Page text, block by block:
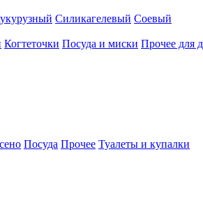
Силикагелевый Соевый
Когтеточки Посуда и миски Прочее для
Посуда Прочее Туалеты и купалки